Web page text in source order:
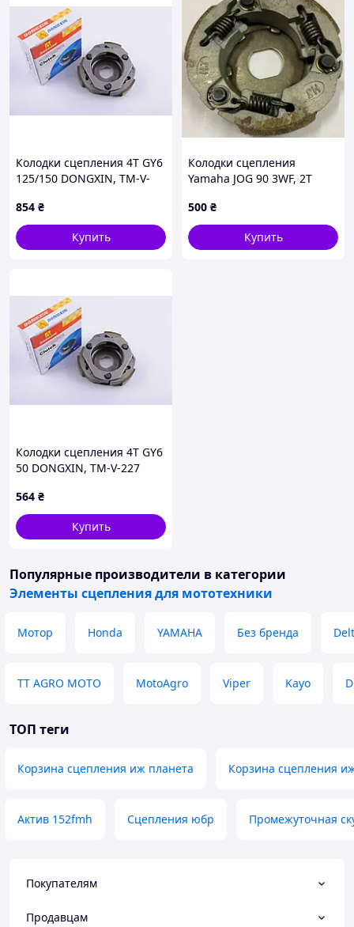
Колодки сцепления 4T GY6
125/150 DONGXIN, TM-V-
854 ₴
Купить
Колодки сцепления
Yamaha JOG 90 3WF, 2T
500 ₴
Купить
Колодки сцепления 4T GY6
50 DONGXIN, TM-V-227
564 ₴
Купить
Популярные производители в категории
Элементы сцепления для мототехники
Мотор Honda YAMAHA Без бренда
TT AGRO MOTO MotoAgro Viper Kayo
ТОП теги
Корзина сцепления иж планета Корзина сцепления
Актив 152fmh Сцепления юбр Промежуточная
Покупателям
Продавцам